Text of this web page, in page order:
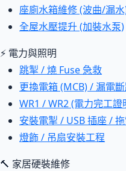
座廁水箱維修 (波曲/漏
全屋水壓提升 (加裝水泵)
⚡ 電力與照明
跳掣 / 燒 Fuse 急救
更換電箱 (MCB) / 漏電
WR1 / WR2 (電力完工證
安裝電掣 / USB 插座 /
燈飾 / 吊扇安裝工程
🔨 家居硬裝維修